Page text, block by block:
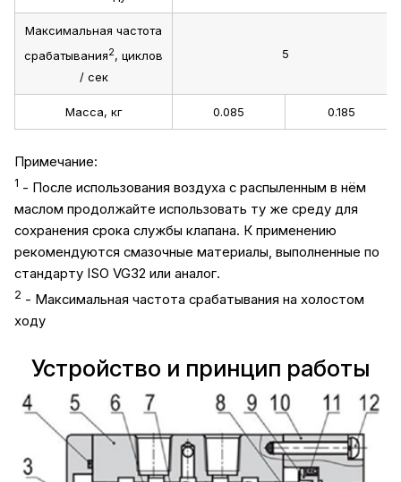
Максимальная частота
срабатывания2, циклов
/ сек
5
Масса, кг 0.085 0.185
Примечание:
1 - После использования воздуха с распыленным в нём
маслом продолжайте использовать ту же среду для
сохранения срока службы клапана. К применению
рекомендуются смазочные материалы, выполненные по
стандарту ISO VG32 или аналог.
2 - Максимальная частота срабатывания на холостом
ходу
Устройство и принцип работы